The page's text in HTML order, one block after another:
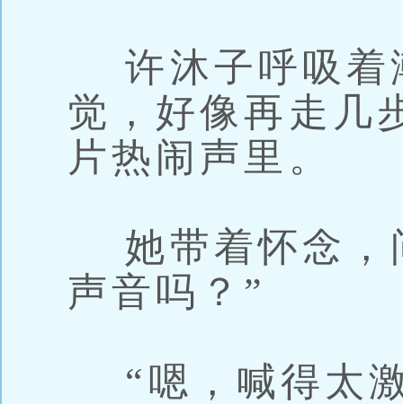
许沐子呼吸着
觉，好像再走几
片热闹声里。
她带着怀念，
声音吗？”
“嗯，喊得太